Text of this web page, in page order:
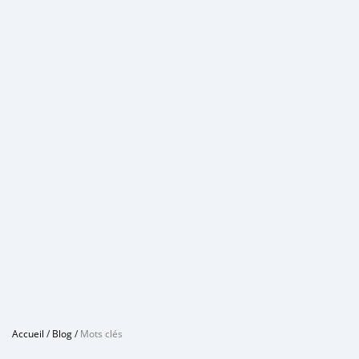
Accueil /Blog/Mots clés